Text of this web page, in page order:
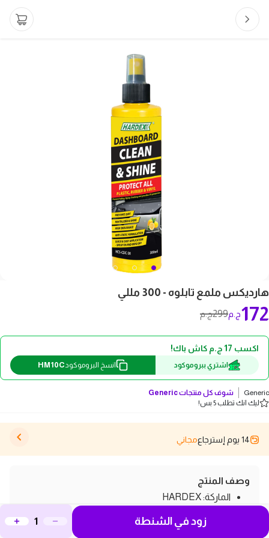
هارديكس ملمع تابلوه - 300 مللي
299ج.م 172ج.م
اكسب 17 ج.م كاش باك!
اشتري ببروموكود انسخ البروموكود HM10C
Generic شوف كل منتجاتGeneric
ليك انك تطلب 5 بس!
14 يوم إسترجاع مجاني
وصف المنتج
الماركة: HARDEX
كلين اند شاين ملمع للأجزاء الداخلية للسيارة
زود في الشنطة